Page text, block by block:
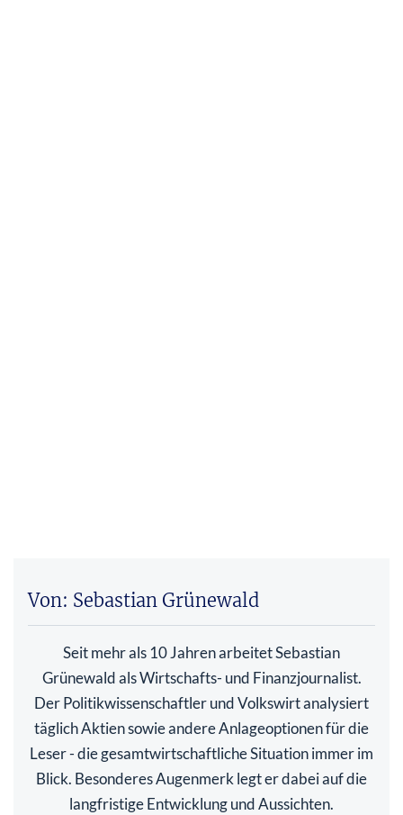
Von: Sebastian Grünewald
Seit mehr als 10 Jahren arbeitet Sebastian
Grünewald als Wirtschafts- und Finanzjournalist.
Der Politikwissenschaftler und Volkswirt analysiert
täglich Aktien sowie andere Anlageoptionen für die
Leser - die gesamtwirtschaftliche Situation immer im
Blick. Besonderes Augenmerk legt er dabei auf die
langfristige Entwicklung und Aussichten.